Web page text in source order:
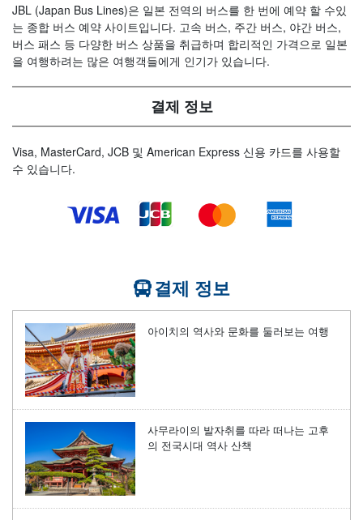
JBL (Japan Bus Lines)은 일본 전역의 버스를 한 번에 예약 할 수있
는 종합 버스 예약 사이트입니다. 고속 버스, 주간 버스, 야간 버스,
버스 패스 등 다양한 버스 상품을 취급하며 합리적인 가격으로 일본
을 여행하려는 많은 여행객들에게 인기가 있습니다.
결제 정보
Visa, MasterCard, JCB 및 American Express 신용 카드를 사용할
수 있습니다.
결제 정보
아이치의 역사와 문화를 둘러보는 여행
사무라이의 발자취를 따라 떠나는 고후
의 전국시대 역사 산책